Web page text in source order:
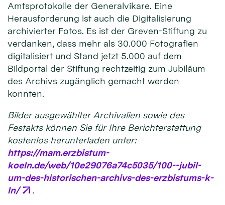
Amtsprotokolle der Generalvikare. Eine
Herausforderung ist auch die Digitalisierung
archivierter Fotos. Es ist der Greven-Stiftung zu
verdanken, dass mehr als 30.000 Fotografien
digitalisiert und Stand jetzt 5.000 auf dem
Bildportal der Stiftung rechtzeitig zum Jubiläum
des Archivs zugänglich gemacht werden
konnten.
Bilder ausgewählter Archivalien sowie des
Festakts können Sie für Ihre Berichterstattung
kostenlos herunterladen unter:
https://mam.erzbistum-
koeln.de/web/10e29076a74c5035/100--jubil-
um-des-historischen-archivs-des-erzbistums-k-
ln/
.